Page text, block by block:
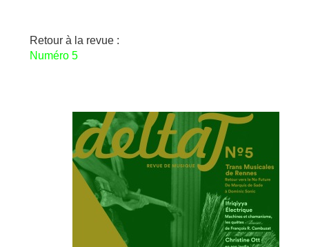
Retour à la revue :
Numéro 5